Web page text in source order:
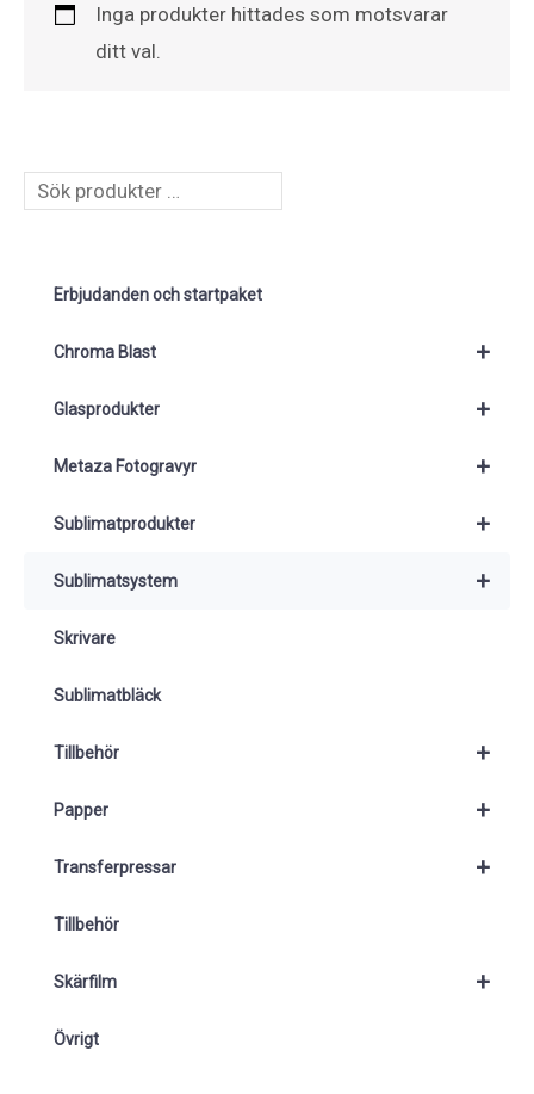
Inga produkter hittades som motsvarar
ditt val.
Erbjudanden och startpaket
+
Chroma Blast
+
Glasprodukter
+
Metaza Fotogravyr
+
Sublimatprodukter
+
Sublimatsystem
Skrivare
Sublimatbläck
+
Tillbehör
+
Papper
+
Transferpressar
Tillbehör
+
Skärfilm
Övrigt